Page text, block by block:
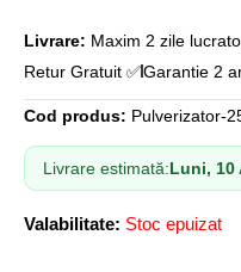
Livrare: Maxim 2 zile
Retur Gratuit ✅Garantie 2
Cod produs: Pulverizator-
Livrare estimată:Luni, 10
Valabilitate: Stoc epuizat